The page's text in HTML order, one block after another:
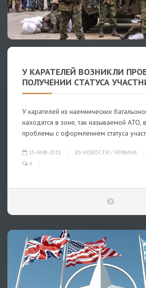
У КАРАТЕЛЕЙ ВОЗНИКЛИ
ПОЛУЧЕНИИ СТАТУСА
У карателей из наемнических
находятся в зоне, так называемой АТО,
проблемы с оформлением статуса
15-ЯНВ-2015 НОВОСТИ / УКРАИНА
6